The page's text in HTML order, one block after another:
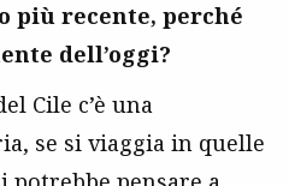
più recente, perché
dell’oggi?
Cile c’è una
se si viaggia in quelle